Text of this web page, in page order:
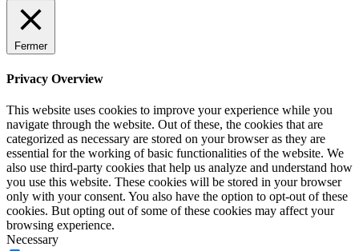
Fermer
Privacy Overview
This website uses cookies to improve your experience while you
navigate through the website. Out of these, the cookies that are
categorized as necessary are stored on your browser as they are
essential for the working of basic functionalities of the website. We
also use third-party cookies that help us analyze and understand how
you use this website. These cookies will be stored in your browser
only with your consent. You also have the option to opt-out of these
cookies. But opting out of some of these cookies may affect your
browsing experience.
Necessary